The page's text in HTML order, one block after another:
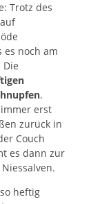
Trotz des
auf
es noch am
Die
.
erst
zurück in
Couch
es dann zur
heftig